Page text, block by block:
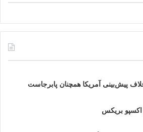
پیش‌بینی آمریکا همچنان پابرجاست
اکسپو بریکس